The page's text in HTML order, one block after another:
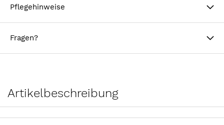
Pflegehinweise
Fragen?
Artikelbeschreibung